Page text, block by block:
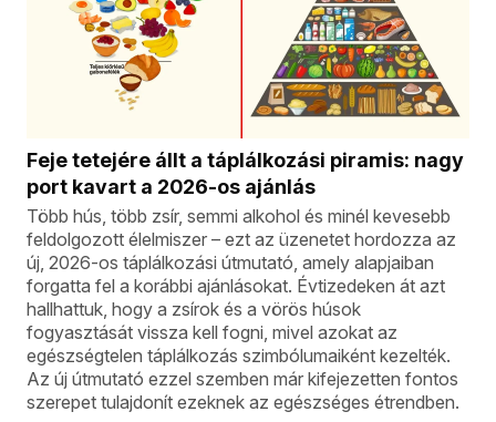
Feje tetejére állt a táplálkozási piramis: nagy
port kavart a 2026-os ajánlás
Több hús, több zsír, semmi alkohol és minél kevesebb
feldolgozott élelmiszer – ezt az üzenetet hordozza az
új, 2026-os táplálkozási útmutató, amely alapjaiban
forgatta fel a korábbi ajánlásokat. Évtizedeken át azt
hallhattuk, hogy a zsírok és a vörös húsok
fogyasztását vissza kell fogni, mivel azokat az
egészségtelen táplálkozás szimbólumaiként kezelték.
Az új útmutató ezzel szemben már kifejezetten fontos
szerepet tulajdonít ezeknek az egészséges étrendben.